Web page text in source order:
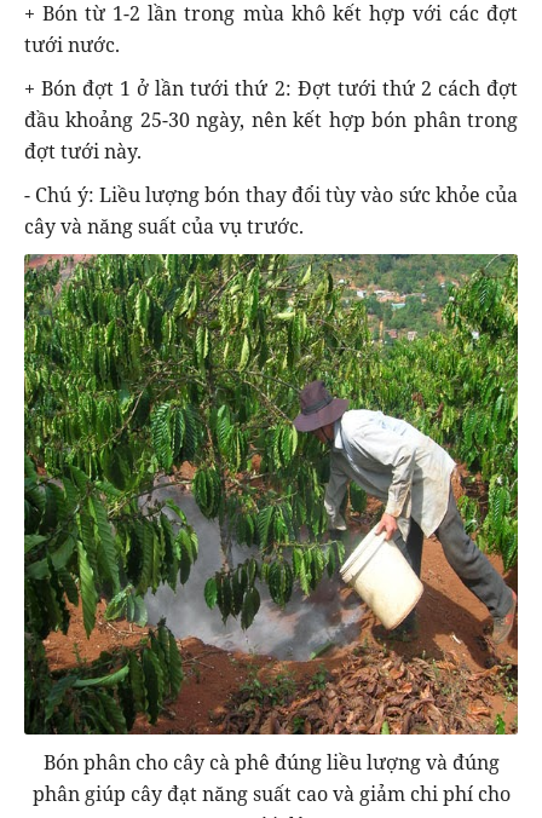
+ Bón từ 1-2 lần trong mùa khô kết hợp với các đợt
tưới nước.
+ Bón đợt 1 ở lần tưới thứ 2: Đợt tưới thứ 2 cách đợt
đầu khoảng 25-30 ngày, nên kết hợp bón phân trong
đợt tưới này.
- Chú ý: Liều lượng bón thay đổi tùy vào sức khỏe của
cây và năng suất của vụ trước.
Bón phân cho cây cà phê đúng liều lượng và đúng
phân giúp cây đạt năng suất cao và giảm chi phí cho